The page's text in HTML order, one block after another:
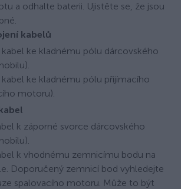
a odhalte baterii. Ujistěte se, že jsou
kabelů
ke kladnému pólu dárcovského
ke kladnému pólu přijímacího
motoru).
k záporné svorce dárcovského
k vhodnému zemnicímu bodu na
Doporučený zemnicí bod vyhledejte
spalovacího motoru. Může to být